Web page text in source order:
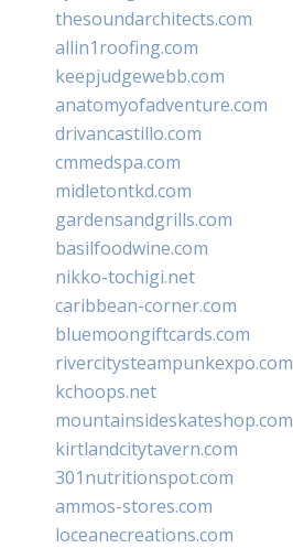
thesoundarchitects.com
allin1roofing.com
keepjudgewebb.com
anatomyofadventure.com
drivancastillo.com
cmmedspa.com
midletontkd.com
gardensandgrills.com
basilfoodwine.com
nikko-tochigi.net
caribbean-corner.com
bluemoongiftcards.com
rivercitysteampunkexpo.com
kchoops.net
mountainsideskateshop.com
kirtlandcitytavern.com
301nutritionspot.com
ammos-stores.com
loceanecreations.com